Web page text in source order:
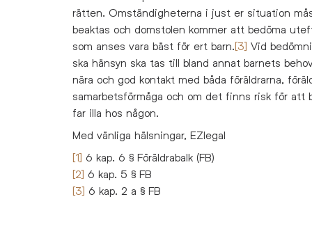
rätten. Omständigheterna i just er situation
beaktas och domstolen kommer att bedöma
som anses vara bäst för ert barn. [3] Vid
ska hänsyn ska tas till bland annat barnets
nära och god kontakt med båda föräldrarna,
samarbetsförmåga och om det finns risk för att
far illa hos någon.
Med vänliga hälsningar, EZlegal
[1] 6 kap. 6 § Föräldrabalk (FB)
[2] 6 kap. 5 § FB
[3] 6 kap. 2 a § FB